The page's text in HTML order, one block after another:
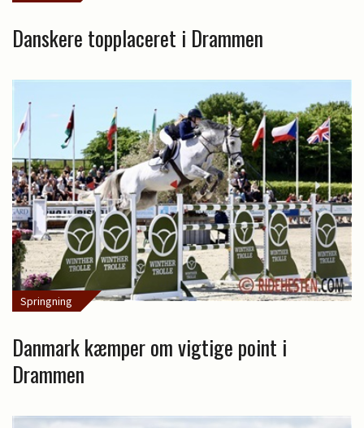
Danskere topplaceret i Drammen
Springning
Danmark kæmper om vigtige point i
Drammen